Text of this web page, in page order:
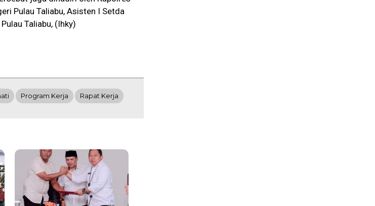
Pulau Taliabu, Asisten I Setda
Taliabu, (Ihky)
Program Kerja Rapat Kerja